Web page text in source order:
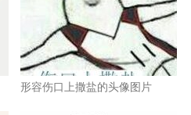
形容伤口上撒盐的头像图片